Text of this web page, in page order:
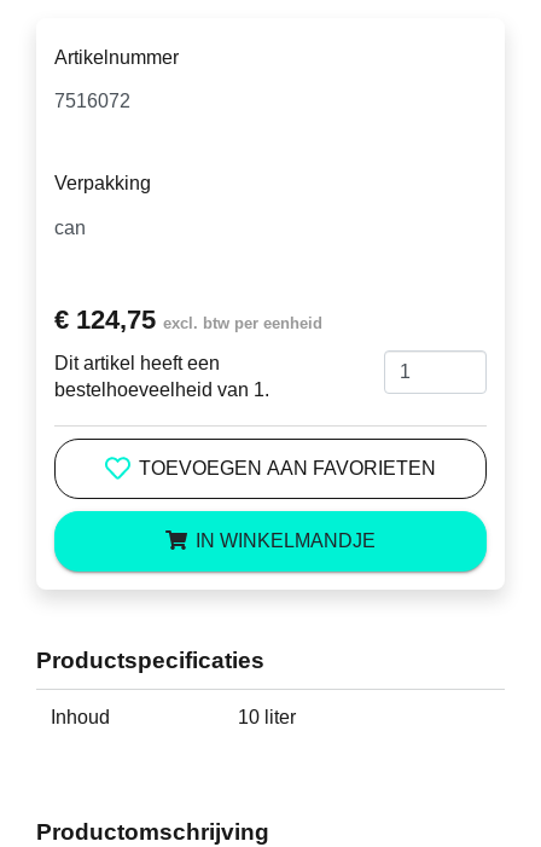
Artikelnummer
Verpakking
€ 124,75 excl. btw per eenheid
Dit artikel heeft een
bestelhoeveelheid van 1.
TOEVOEGEN AAN FAVORIETEN
IN WINKELMANDJE
Productomschrijving
Productspecificaties
Inhoud 10 liter